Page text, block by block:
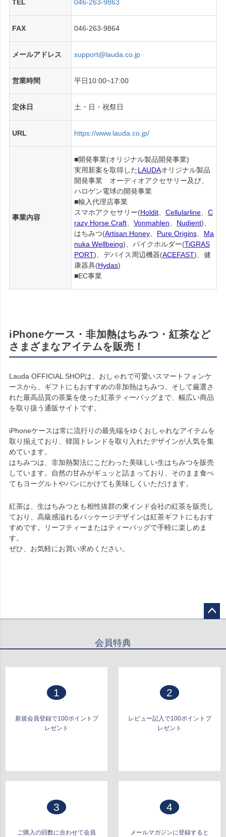
TEL 046-263-9863
FAX 046-263-9864
メールアドレス support@lauda.co.jp
営業時間 平日10:00~17:00
定休日 土・日・祝祭日
URL https://www.lauda.co.jp/
事業内容
■開発事業(オリジナル製品開発事業)
実用新案を取得したLAUDAオリジナル製品
開発事業 オーディオアクセサリー及び、
ハロゲン電球の開発事業
■輸入代理店事業
スマホアクセサリー(Holdit、 Cellularline、 C
razy Horse Craft、 Vonmahlen、 Nudient)、
はちみつ(Artisan Honey、 Pure Origins、 Ma
nuka Wellbeing)、バイクホルダー(TiGRAS
PORT)、デバイス周辺機器(ACEFAST)、健
康器具(Hydas)
■EC事業
iPhoneケース・非加熱はちみつ・紅茶など
さまざまなアイテムを販売！
Lauda OFFICIAL SHOPは、おしゃれで可愛いスマートフォンケ
ースから、ギフトにもおすすめの非加熱はちみつ、そして厳選さ
れた最高品質の茶葉を使った紅茶ティーバッグまで、幅広い商品
を取り扱う通販サイトです。
iPhoneケースは常に流行りの最先端をゆくおしゃれなアイテムを
取り揃えており、韓国トレンドを取り入れたデザインが人気を集
めています。
はちみつは、非加熱製法にこだわった美味しい生はちみつを販売
しています。自然の甘みがギュッと詰まっており、そのまま食べ
てもヨーグルトやパンにかけても美味しくいただけます。
紅茶は、生はちみつとも相性抜群の東インド会社の紅茶を販売し
ており、高級感溢れるパッケージデザインは紅茶ギフトにもおす
すめです。リーフティーまたはティーバッグで手軽に楽しめま
す。
ぜひ、お気軽にお買い求めください。
会員特典
1
新規会員登録で100ポイントプ
レゼント
2
レビュー記入で100ポイントプ
レゼント
3
ご購入の回数に合わせて会員
4
メールマガジンに登録すると